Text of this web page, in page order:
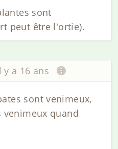
sont
peut être l'ortie).
y a 16 ans
sont venimeux,
venimeux quand